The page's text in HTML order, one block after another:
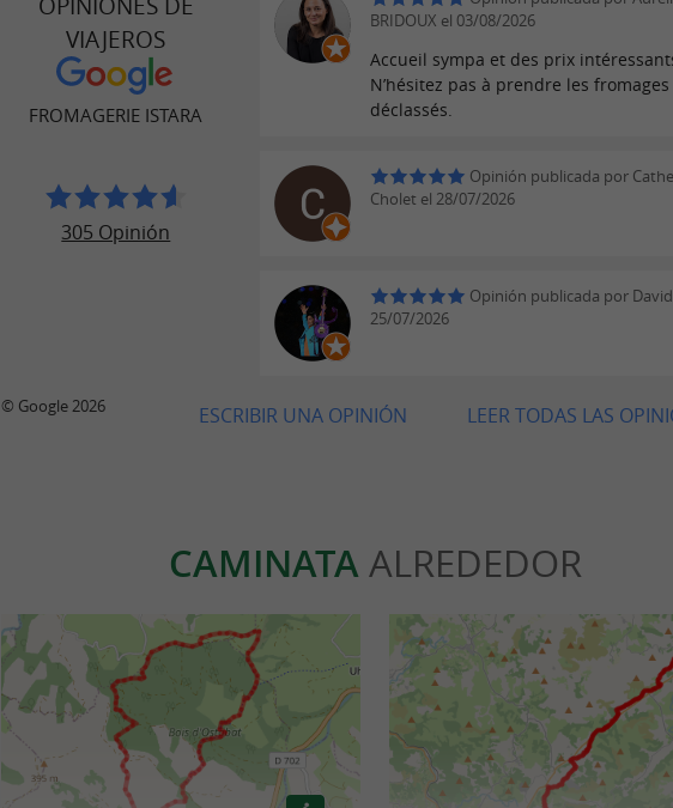
VIAJEROS
FROMAGERIE ISTARA
305 Opinión
BRIDOUX el 03/08/2026
Accueil sympa et des prix
N’hésitez pas à prendre les fromages
déclassés.
Opinión publicada por
Cholet el 28/07/2026
Opinión publicada por
25/07/2026
LEER TODAS LAS
ESCRIBIR UNA OPINIÓN
© Google 2026
CAMINATAALREDEDOR